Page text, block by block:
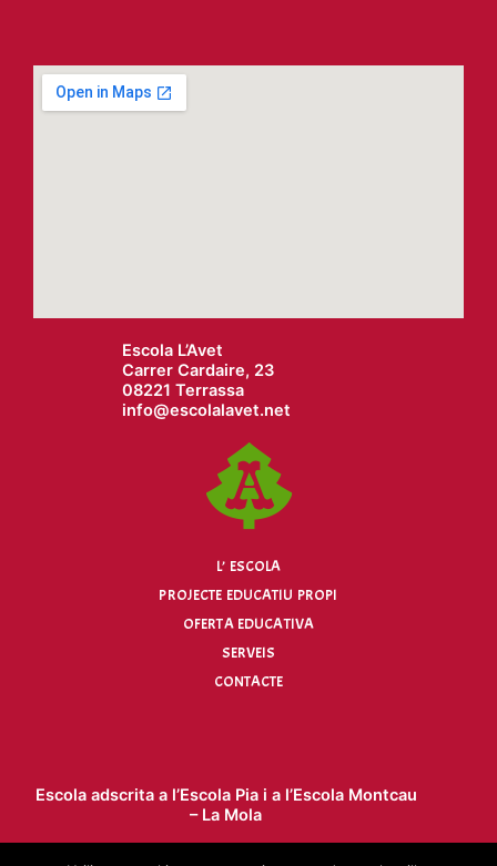
Escola L’Avet
Carrer Cardaire, 23
08221 Terrassa
info@escolalavet.net
L’ ESCOLA
PROJECTE EDUCATIU PROPI
OFERTA EDUCATIVA
SERVEIS
CONTACTE
Escola adscrita a l’Escola Piai a l’Escola Montcau
– La Mola